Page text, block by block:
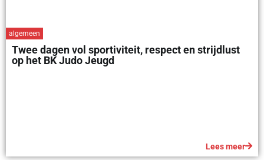
algemeen
Twee dagen vol sportiviteit, respect en strijdlust
op het BK Judo Jeugd
Lees meer